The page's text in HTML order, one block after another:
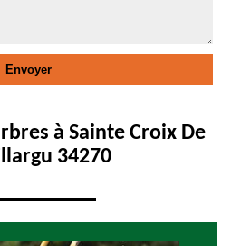
à Sainte Croix De
34270